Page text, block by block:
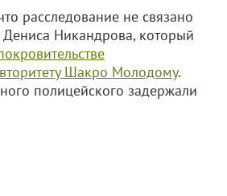
расследование не связано
Никандрова, который
Шакро Молодому.
полицейского задержали